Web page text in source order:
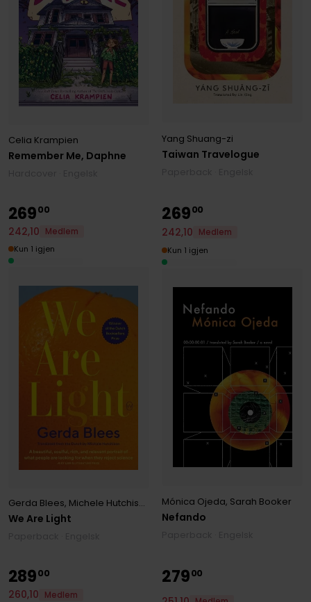
Remember Me, Daphne
Celia Krampien
Taiwan Travelogue
Yang Shuang-zi
We Are Light
Gerda Blees, Michele Hutchison
26900
242,10
Medlem
Kun 1 igjen
Nefando
Mónica Ojeda, Sarah Booker
26900
242,10
Medlem
Kun 1 igjen
28900
260,10 Medlem
27900